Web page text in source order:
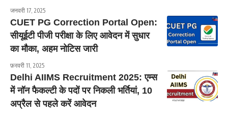
जनवरी 17, 2025
CUET PG Correction Portal Open:
सीयूईटी पीजी परीक्षा के लिए आवेदन में सुधार
का मौका, अहम नोटिस जारी
फ़रवरी 11, 2025
Delhi AIIMS Recruitment 2025: एम्स
में नॉन फैकल्टी के पदों पर निकली भर्तियां, 10
अप्रैल से पहले करें आवेदन